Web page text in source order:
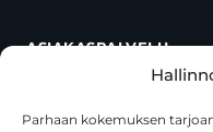
Parhaan kokemuksen
ASIAKASPALVELU
Oma tili